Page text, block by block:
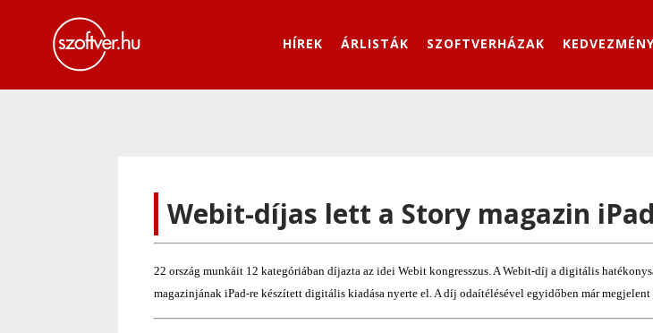
HÍREK ÁRLISTÁK SZOFTVERHÁZAK
Webit-díjas lett a Story magazin
22 ország munkáit 12 kategóriában díjazta az idei Webit kongresszus. A Webit-díj a digitális
magazinjának iPad-re készített digitális kiadása nyerte el. A díj odaítélésével egyidőben már megjelent